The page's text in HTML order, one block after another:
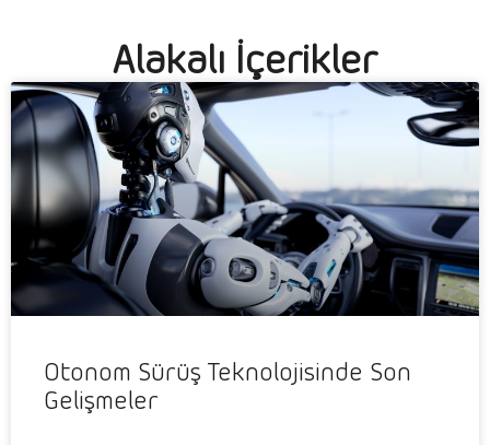
Alakalı İçerikler
Otonom Sürüş Teknolojisinde Son
Gelişmeler